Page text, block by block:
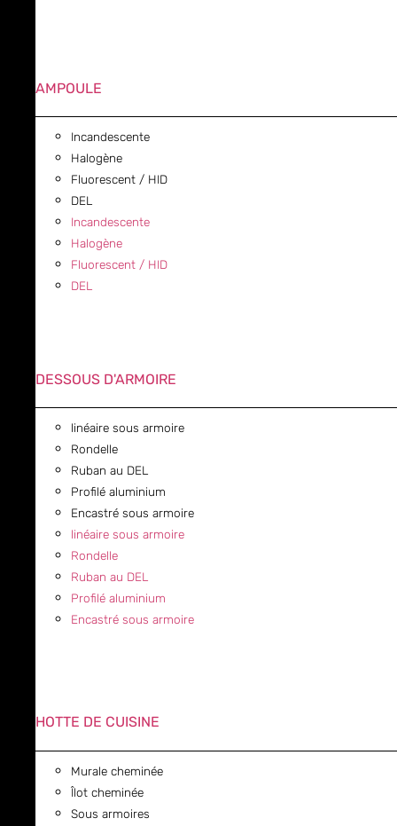
AMPOULE
Incandescente
Halogène
Fluorescent / HID
DEL
Incandescente
Halogène
Fluorescent / HID
DEL
DESSOUS D'ARMOIRE
linéaire sous armoire
Rondelle
Ruban au DEL
Profilé aluminium
Encastré sous armoire
linéaire sous armoire
Rondelle
Ruban au DEL
Profilé aluminium
Encastré sous armoire
HOTTE DE CUISINE
Murale cheminée
Îlot cheminée
Sous armoires